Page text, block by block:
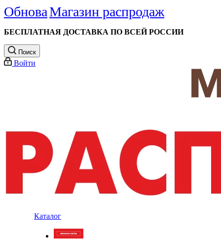
ОбноваМагазин распродаж
БЕСПЛАТНАЯ ДОСТАВКА ПО ВСЕЙ РОССИИ
Поиск
Войти
Каталог